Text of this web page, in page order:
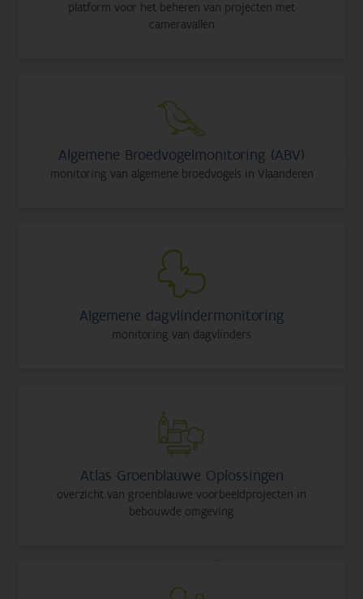
platform voor het beheren van projecten met
cameravallen
Algemene Broedvogelmonitoring (ABV)
monitoring van algemene broedvogels in Vlaanderen
Algemene dagvlindermonitoring
monitoring van dagvlinders
Atlas Groenblauwe Oplossingen
overzicht van groenblauwe voorbeeldprojecten in
bebouwde omgeving